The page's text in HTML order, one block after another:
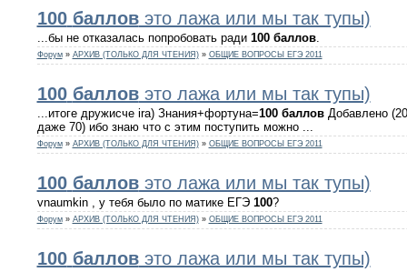
100 балловэто лажа или мы так тупы)
...бы не отказалась попробовать ради 100 баллов.
Форум » АРХИВ (ТОЛЬКО ДЛЯ ЧТЕНИЯ) » ОБЩИЕ ВОПРОСЫ ЕГЭ 2011
100 балловэто лажа или мы так тупы)
...итоге дружисче ira) Знания+фортуна=100 балловДобавлено
даже 70) ибо знаю что с этим поступить можно ...
Форум » АРХИВ (ТОЛЬКО ДЛЯ ЧТЕНИЯ) » ОБЩИЕ ВОПРОСЫ ЕГЭ 2011
100 балловэто лажа или мы так тупы)
vnaumkin , у тебя было по матике ЕГЭ 100?
Форум » АРХИВ (ТОЛЬКО ДЛЯ ЧТЕНИЯ) » ОБЩИЕ ВОПРОСЫ ЕГЭ 2011
100 балловэто лажа или мы так тупы)